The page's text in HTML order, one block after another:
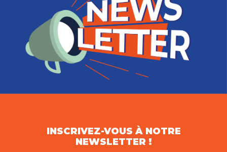
INSCRIVEZ-VOUS À NOTRE
NEWSLETTER !